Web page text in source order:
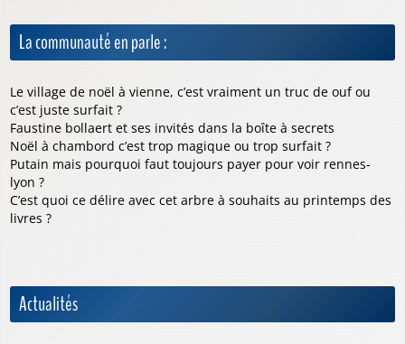
La communauté en parle :
Le village de noël à vienne, c’est vraiment un truc de ouf ou
c’est juste surfait ?
Faustine bollaert et ses invités dans la boîte à secrets
Noël à chambord c’est trop magique ou trop surfait ?
Putain mais pourquoi faut toujours payer pour voir rennes-
lyon ?
C’est quoi ce délire avec cet arbre à souhaits au printemps des
livres ?
Actualités